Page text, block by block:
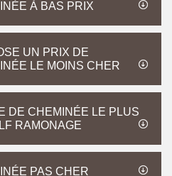
À BAS PRIX
UN PRIX DE
LE MOINS CHER
DE CHEMINÉE LE PLUS
RAMONAGE
PAS CHER